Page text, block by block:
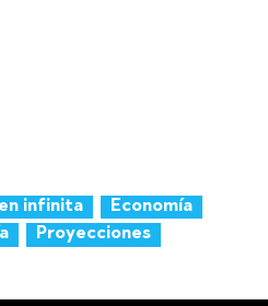
infinita
Economía
Proyecciones